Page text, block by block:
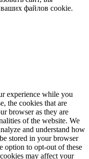
ваших файлов cookie.
experience while you
the cookies that are
browser as they are
of the website. We
and understand how
stored in your browser
option to opt-out of these
may affect your